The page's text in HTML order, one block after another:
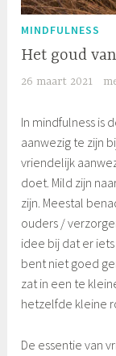
MINDFULNESS
Het goud
26 maart 2021
In mindfulness is
aanwezig te zijn
vriendelijk
doet. Mild zijn
zijn. Meestal
ouders /
idee bij dat er
bent niet goed
zat in een te
hetzelfde kleine
De essentie van